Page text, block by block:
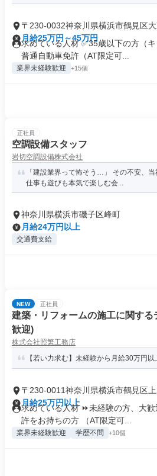
〒230-0032神奈川県横浜市鶴見区
月給25万円～45万円
求めている人材 ✅35歳以下の方（
普通自動車免許（AT限定可...
業界未経験歓迎 +15個
正社員
空調設備スタッフ
岩切空調設備株式会社
「建設業界って怖そう…」 その不安、
仕事も遊びも本気で楽しむ会...
神奈川県横浜市磯子区峰町
月給24万円以上
交通費支給
NEW 正社員
建築・リフォームの施工に関す
歓迎)
株式会社照繁工務店
【若い力求む】未経験から月給30万円
〒230-0011神奈川県横浜市鶴見区
月給25万円以上
求めている人材 ⏩未経験の方、大
許をお持ちの方 （AT限定可...
業界未経験歓迎 学歴不問 +10個